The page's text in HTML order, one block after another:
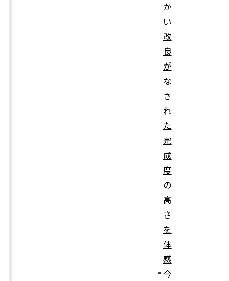
か
い
改
良
が
な
さ
れ
た
完
成
度
の
高
さ
を
体
感
今